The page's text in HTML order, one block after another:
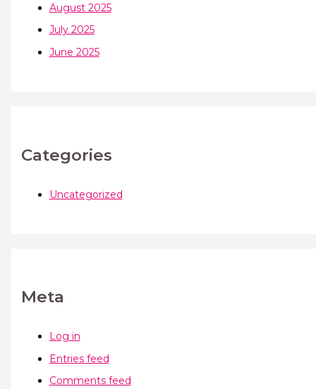
August 2025
July 2025
June 2025
Categories
Uncategorized
Meta
Log in
Entries feed
Comments feed